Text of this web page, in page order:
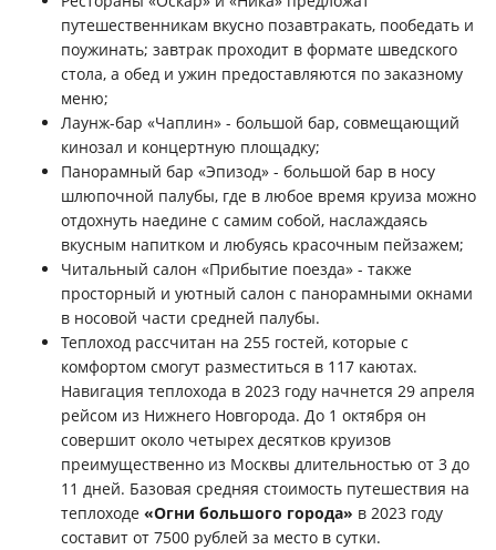
путешественникам вкусно позавтракать, пообедать и
поужинать; завтрак проходит в формате шведского
стола, а обед и ужин предоставляются по заказному
меню;
Лаунж-бар «Чаплин» - большой бар, совмещающий
кинозал и концертную площадку;
Панорамный бар «Эпизод» - большой бар в носу
шлюпочной палубы, где в любое время круиза можно
отдохнуть наедине с самим собой, наслаждаясь
вкусным напитком и любуясь красочным пейзажем;
Читальный салон «Прибытие поезда» - также
просторный и уютный салон с панорамными окнами
в носовой части средней палубы.
Теплоход рассчитан на 255 гостей, которые с
комфортом смогут разместиться в 117 каютах.
Навигация теплохода в 2023 году начнется 29 апреля
рейсом из Нижнего Новгорода. До 1 октября он
совершит около четырех десятков круизов
преимущественно из Москвы длительностью от 3 до
11 дней. Базовая средняя стоимость путешествия на
теплоходе «Огни большого города» в 2023 году
составит от 7500 рублей за место в сутки.